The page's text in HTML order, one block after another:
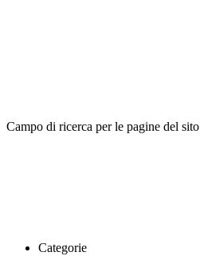
Campo di ricerca per le pagine del sito
Categorie